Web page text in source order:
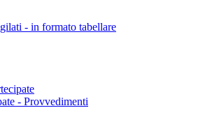
- in formato tabellare
- Provvedimenti